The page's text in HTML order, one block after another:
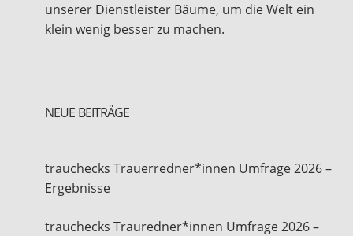
unserer Dienstleister Bäume, um die Welt ein
klein wenig besser zu machen.
NEUE BEITRÄGE
trauchecks Trauerredner*innen Umfrage 2026 –
Ergebnisse
trauchecks Trauredner*innen Umfrage 2026 –